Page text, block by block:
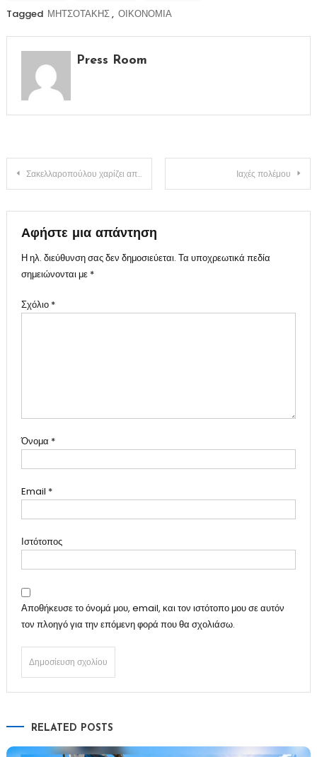
Tagged ΜΗΤΣΟΤΑΚΗΣ, ΟΙΚΟΝΟΜΙΑ
Press Room
Πλοήγηση
άρθρων
Σακελλαροπούλου χαρίζει απλόχερα ιθαγένεια σε αλλογενείς(ΒΙΝΤΕΟ) Ιαχές πολέμου
Αφήστε μια απάντηση
Η ηλ. διεύθυνση σας δεν δημοσιεύεται. Τα υποχρεωτικά πεδία
σημειώνονται με *
Σχόλιο *
Όνομα *
Email *
Ιστότοπος
Αποθήκευσε το όνομά μου, email, και τον ιστότοπο μου σε αυτόν
τον πλοηγό για την επόμενη φορά που θα σχολιάσω.
RELATED POSTS